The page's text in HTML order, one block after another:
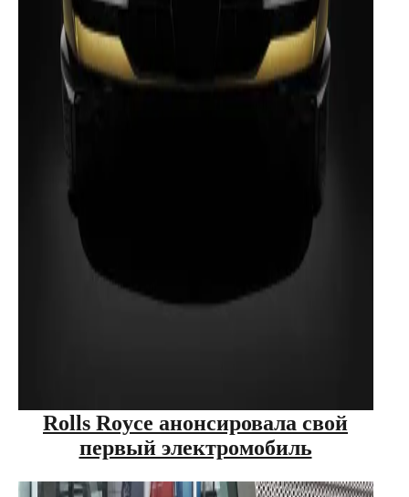
Rolls Royce анонсировала свой
первый электромобиль